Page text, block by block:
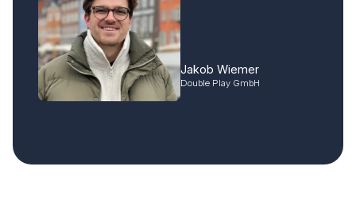
Jakob Wiemer
Double Play GmbH